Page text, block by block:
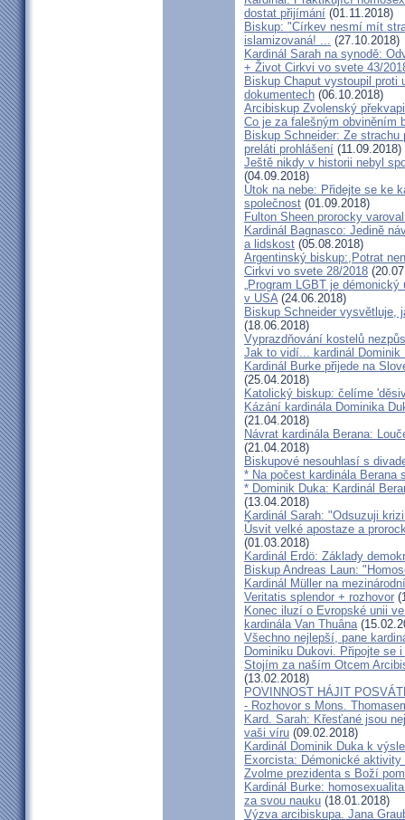
dostat přijímání (01.11.2018)
Biskup: "Církev nesmí mít
islamizovaná! ... (27.10.2018)
Kardinál Sarah na synodě:
+ Život Cirkvi vo svete 43/
Biskup Chaput vystoupil
dokumentech (06.10.2018)
Arcibiskup Zvolenský
Co je za falešným obviněním
Biskup Schneider: Ze
preláti prohlášení (11.09.2018)
Ještě nikdy v historii nebyl
(04.09.2018)
Útok na nebe: Přidejte se ke
společnost (01.09.2018)
Fulton Sheen prorocky
Kardinál Bagnasco: Jedině
a lidskost (05.08.2018)
Argentinský biskup:,Potrat
Cirkvi vo svete 28/2018
„Program LGBT je
v USA(24.06.2018)
Biskup Schneider vysvětluje,
(18.06.2018)
Vyprazdňování kostelů
Jak to vidí... kardinál Dominik
Kardinál Burke přijede na
(25.04.2018)
Katolický biskup: čelíme
Kázání kardinála Dominika
(21.04.2018)
Návrat kardinála Berana:
(21.04.2018)
Biskupové nesouhlasí s
* Na počest kardinála
* Dominik Duka: Kardinál
(13.04.2018)
Kardinál Sarah: "Odsuzuji
Úsvit velké apostaze a
(01.03.2018)
Kardinál Erdö: Základy
Biskup Andreas Laun:
Kardinál Müller na
Veritatis splendor + rozhovor
Konec iluzí o Evropské unii
kardinála Van Thuâna
Všechno nejlepší, pane
Dominiku Dukovi. Připojte se
Stojím za naším Otcem
(13.02.2018)
POVINNOST HÁJIT
- Rozhovor s Mons.
Kard. Sarah: Křesťané jsou
vaši víru (09.02.2018)
Kardinál Dominik Duka k
Exorcista: Démonické
Zvolme prezidenta s Boží
Kardinál Burke:
za svou nauku (18.01.2018)
Výzva arcibiskupa. Jana